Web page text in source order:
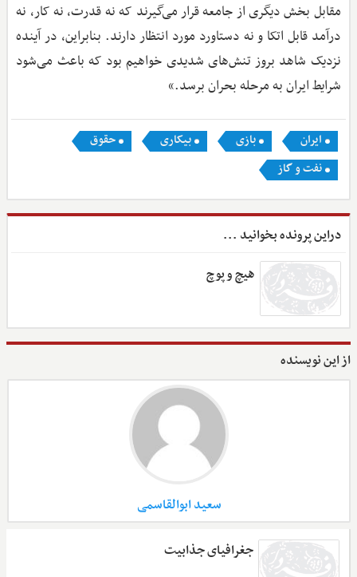
مقابل بخش دیگری از جامعه قرار می‌گیرند که نه قدرت، نه کار، نه
درآمد قابل اتکا و نه دستاورد مورد انتظار دارند. بنابراین، در آینده
نزدیک شاهد بروز تنش‌های شدیدی خواهیم بود که باعث می‌شود
شرایط ایران به مرحله بحران برسد.»
ایران بازی بیکاری
حقوق
نفت و گاز
دراین پرونده بخوانید ...
هیچ و پوچ
از این نویسنده
سعید ابوالقاسمی
جغرافیای جذابیت